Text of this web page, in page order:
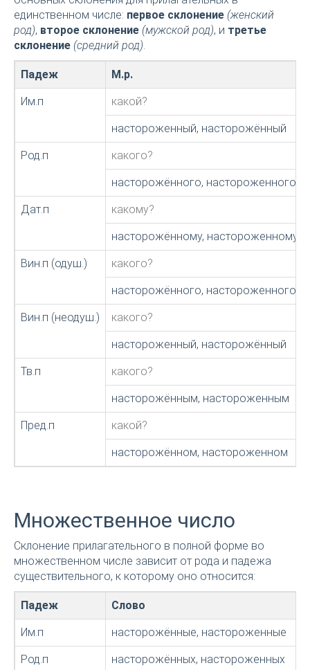
единственном числе: первое склонение (женский
род), второе склонение (мужской род), и третье
склонение (средний род).
Падеж М.р.
Им.п какой?
настороженный, насторожённый
Род.п какого?
насторожённого, настороженного
Дат.п какому?
насторожённому, настороженному
Вин.п (одуш.) какого?
насторожённого, настороженного
Вин.п (неодуш.) какого?
настороженный, насторожённый
Тв.п какого?
насторожённым, настороженным
Пред.п какой?
насторожённом, настороженном
Множественное число
Склонение прилагательного в полной форме во
множественном числе зависит от рода и падежа
существительного, к которому оно относится:
Падеж Слово
Им.п насторожённые, настороженные
Род.п насторожённых, настороженных